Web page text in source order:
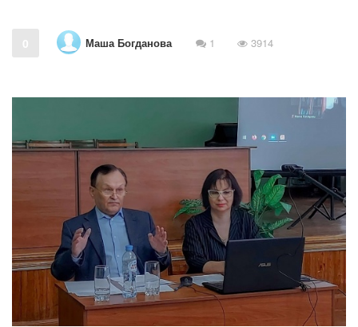
0 Маша Богданова 1 3914